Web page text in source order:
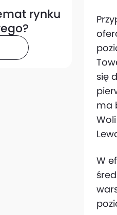
rynku
się
ma
W